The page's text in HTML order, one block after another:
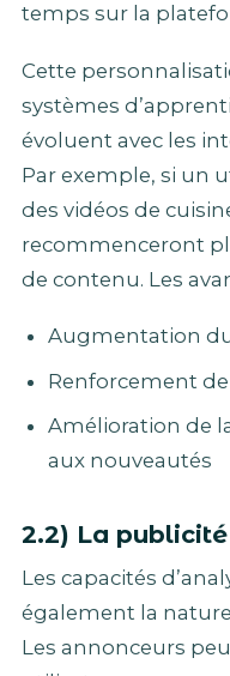
temps sur la
Cette
systèmes
évoluent avec les
Par exemple, si un
des vidéos de
recommenceront
de contenu. Les
Augmentation
Renforcement de
Amélioration de
aux nouveautés
2.2) La
Les capacités
également la
Les annonceurs